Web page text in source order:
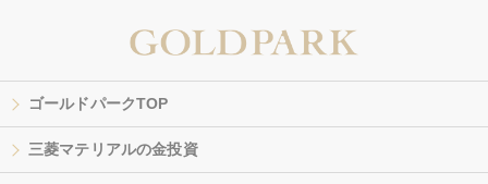
ゴールドパークTOP
三菱マテリアルの金投資